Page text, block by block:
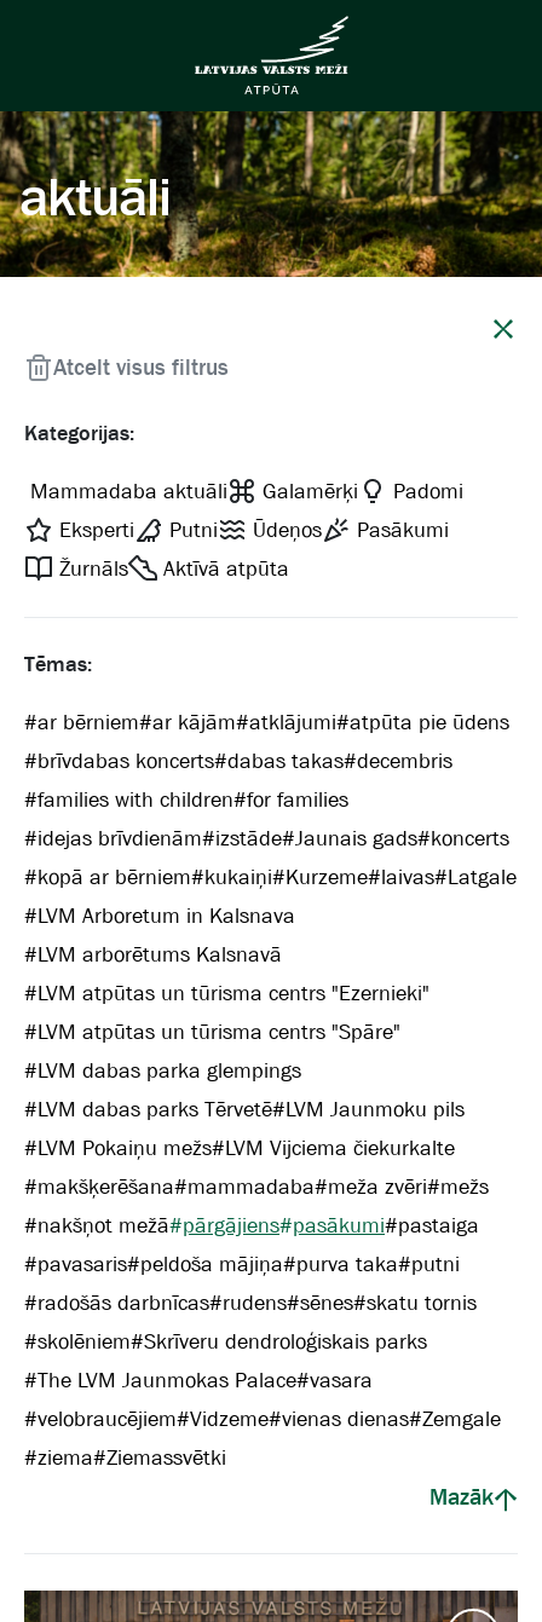
aktuāli
Kategorijas:
Mammadaba aktuāli Galamērķi
Padomi
Eksperti
Putni Ūdeņos
Pasākumi
Žurnāls
Aktīvā atpūta
Tēmas:
#ar bērniem#ar kājām#atklājumi#atpūta pie ūdens
#brīvdabas koncerts#dabas takas#decembris
#families with children#for families
#idejas brīvdienām#izstāde#Jaunais gads#koncerts
#kopā ar bērniem#kukaiņi#Kurzeme#laivas#Latgale
#LVM Arboretum in Kalsnava
#LVM arborētums Kalsnavā
#LVM atpūtas un tūrisma centrs "Ezernieki"
#LVM atpūtas un tūrisma centrs "Spāre"
#LVM dabas parka glempings
#LVM dabas parks Tērvetē#LVM Jaunmoku pils
#LVM Pokaiņu mežs#LVM Vijciema čiekurkalte
#makšķerēšana#mammadaba#meža zvēri#mežs
#nakšņot mežā#pārgājiens#pasākumi#pastaiga
#pavasaris#peldoša mājiņa#purva taka#putni
#radošās darbnīcas#rudens#sēnes#skatu tornis
#skolēniem#Skrīveru dendroloģiskais parks
#The LVM Jaunmokas Palace#vasara
#velobraucējiem#Vidzeme#vienas dienas#Zemgale
#ziema#Ziemassvētki
Mazāk
Atcelt visus filtrus